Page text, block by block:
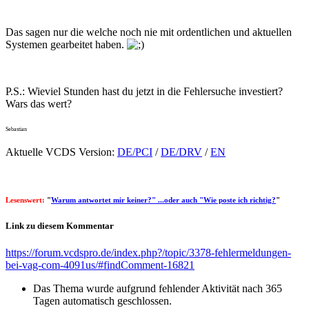
Das sagen nur die welche noch nie mit ordentlichen und aktuellen
Systemen gearbeitet haben.
P.S.: Wieviel Stunden hast du jetzt in die Fehlersuche investiert?
Wars das wert?
Sebastian
Aktuelle VCDS Version: DE/PCI /DE/DRV /EN
Lesenswert: "Warum antwortet mir keiner?" ...oder auch "Wie poste ich richtig?"
Link zu diesem Kommentar
https://forum.vcdspro.de/index.php?/topic/3378-fehlermeldungen-
bei-vag-com-4091us/#findComment-16821
Das Thema wurde aufgrund fehlender Aktivität nach 365
Tagen automatisch geschlossen.